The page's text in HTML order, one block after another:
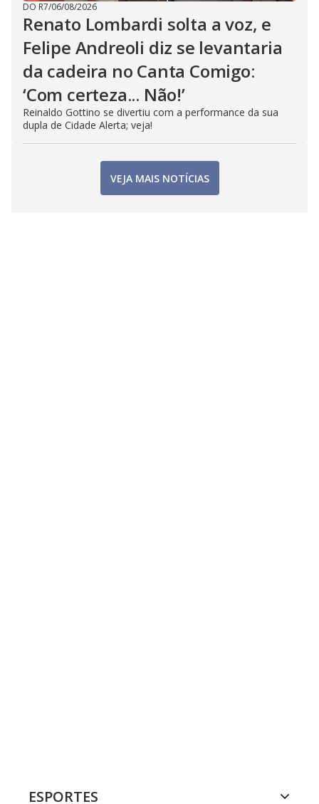
DO R7/06/08/2026
Renato Lombardi solta a voz, e
Felipe Andreoli diz se levantaria
da cadeira no Canta Comigo:
‘Com certeza... Não!’
Reinaldo Gottino se divertiu com a performance da sua
dupla de Cidade Alerta; veja!
VEJA MAIS NOTÍCIAS
ESPORTES